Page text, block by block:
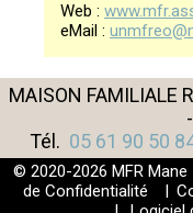
Web :
eMail :
MAISON FAMILIALE
Tél. 05 61 90 50
© 2020-2026 MFR
de Confidentialité
|